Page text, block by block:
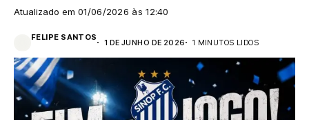
Atualizado em 01/06/2026 às 12:40
FELIPE SANTOS
1 DE JUNHO DE 2026 1 MINUTOS LIDOS